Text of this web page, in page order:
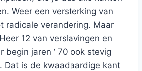
Weer een versterking van
radicale verandering. Maar
12 van verslavingen en
begin jaren ‘ 70 ook stevig
Dat is de kwaadaardige kant